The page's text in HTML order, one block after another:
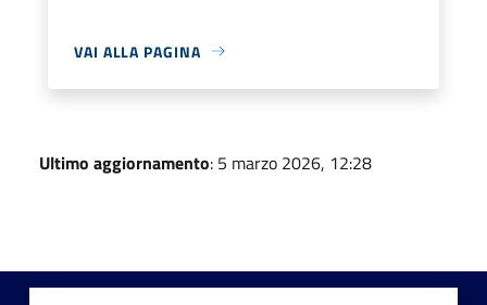
VAI ALLA PAGINA
Ultimo aggiornamento: 5 marzo 2026, 12:28